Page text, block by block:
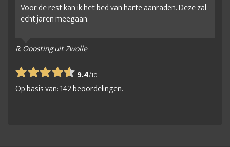
Voor de rest kan ik het bed van harte aanraden. Deze zal
echt jaren meegaan.
R. Ooosting uit Zwolle
9.4/10
Op basis van:142beoordelingen.